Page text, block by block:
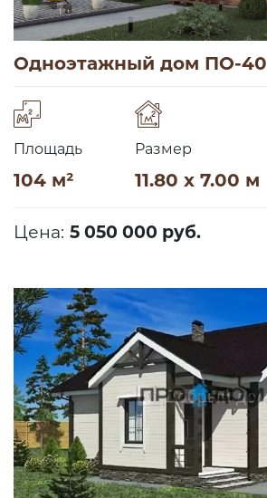
Одноэтажный дом ПО-40
Площадь
104 м²
Размер
11.80 x 7.00 м
Цена: 5 050 000 руб.